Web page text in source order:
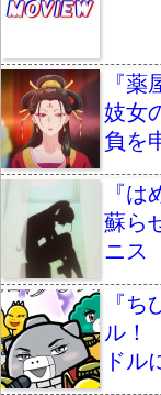
『
妓女
負を
『
蘇ら
ニス
『
ル！
ドル